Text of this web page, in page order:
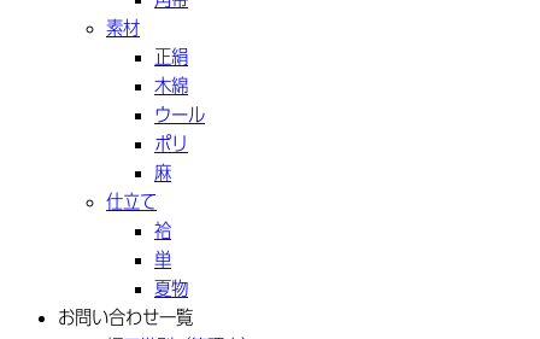
素材
正絹
木綿
ウール
ポリ
麻
仕立て
袷
単
夏物
お問い合わせ一覧